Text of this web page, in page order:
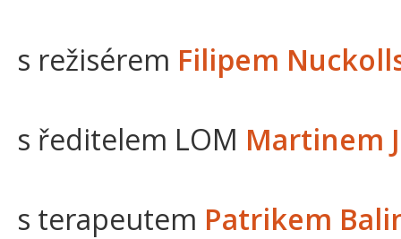
s režisérem Filipem
s ředitelem LOM Martinem
s terapeutem Patrikem